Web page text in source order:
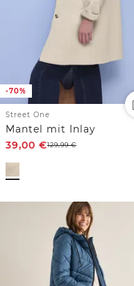
-70%
Street One
Mantel mit Inlay
39,00 €129,99€